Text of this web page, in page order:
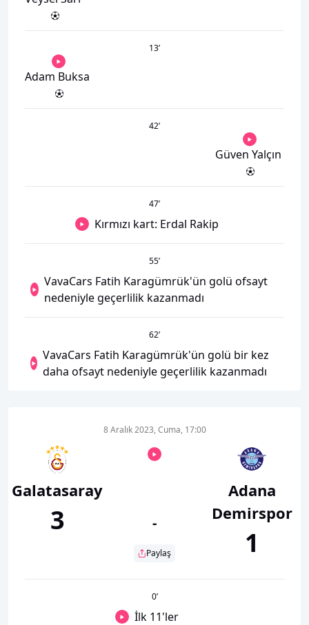
13’
Adam Buksa
42’
Güven Yalçın
47’
Kırmızı kart: Erdal Rakip
55’
VavaCars Fatih Karagümrük'ün golü ofsayt
nedeniyle geçerlilik kazanmadı
62’
VavaCars Fatih Karagümrük'ün golü bir kez
daha ofsayt nedeniyle geçerlilik kazanmadı
Galatasaray
3
8 Aralık 2023, Cuma, 17:00
-
Paylaş
Adana
Demirspor
1
0’
İlk 11'ler